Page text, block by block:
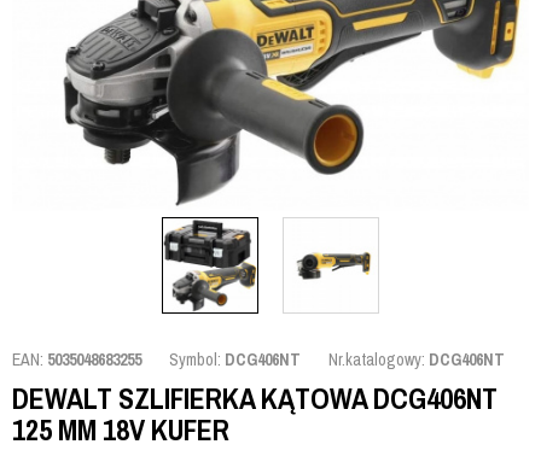
EAN: 5035048683255 Symbol: DCG406NT Nr.katalogowy: DCG406NT
DEWALT SZLIFIERKA KĄTOWA DCG406NT
125 MM 18V KUFER